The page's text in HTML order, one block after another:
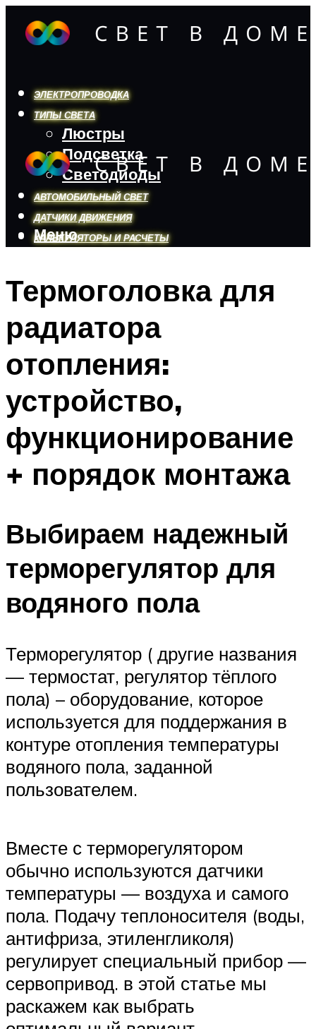
ЭЛЕКТРОПРОВОДКА
ТИПЫ СВЕТА
Люстры
Подсветка
Светодиоды
АВТОМОБИЛЬНЫЙ СВЕТ
ДАТЧИКИ ДВИЖЕНИЯ
КАЛЬКУЛЯТОРЫ И РАСЧЕТЫ
Меню
Меню
Термоголовка для
радиатора
отопления:
устройство,
функционирование
+ порядок монтажа
Выбираем надежный
терморегулятор для
водяного пола
Терморегулятор ( другие названия
— термостат, регулятор тёплого
пола) – оборудование, которое
используется для поддержания в
контуре отопления температуры
водяного пола, заданной
пользователем.
Вместе с терморегулятором
обычно используются датчики
температуры — воздуха и самого
пола. Подачу теплоносителя (воды,
антифриза, этиленгликоля)
регулирует специальный прибор —
сервопривод. в этой статье мы
раскажем как выбрать